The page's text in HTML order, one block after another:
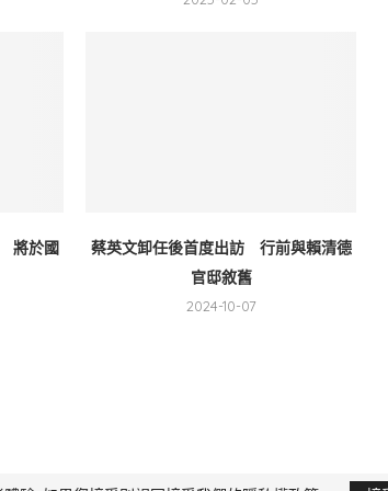
將於國
蔡英文卸任後首度出訪 行前與賴清德
官邸敘舊
2024-10-07
，非經授權，不得轉載 All Right Reserved.Yi Media Inc. 電話